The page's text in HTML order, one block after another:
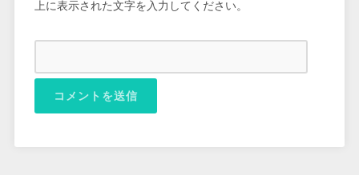
上に表示された文字を入力してください。